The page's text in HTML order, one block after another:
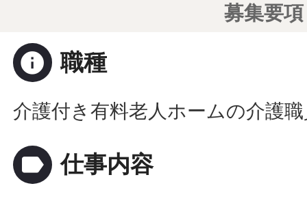
募集要項
info 職種
介護付き有料老人ホームの介護
label 仕事内容